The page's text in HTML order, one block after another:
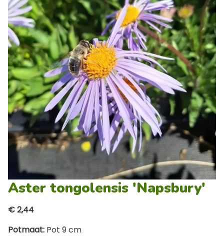
Aster tongolensis 'Napsbury'
€ 2,44
Potmaat Pot 9 cm